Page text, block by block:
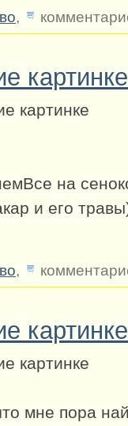
,
картинке
картинке
на
и его
,
картинке
картинке
мне пора